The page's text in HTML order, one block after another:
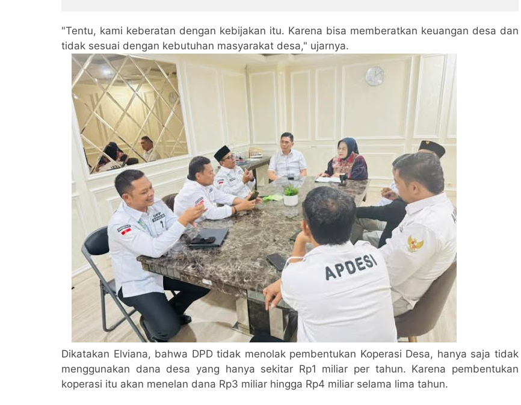
"Tentu, kami keberatan dengan kebijakan itu. Karena bisa memberatkan keuangan desa dan
tidak sesuai dengan kebutuhan masyarakat desa," ujarnya.
Dikatakan Elviana, bahwa DPD tidak menolak pembentukan Koperasi Desa, hanya saja tidak
menggunakan dana desa yang hanya sekitar Rp1 miliar per tahun. Karena pembentukan
koperasi itu akan menelan dana Rp3 miliar hingga Rp4 miliar selama lima tahun.